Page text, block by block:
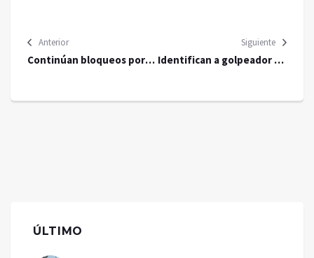
Anterior
Continúan bloqueos por
Acapulco
Siguiente
Identifican a golpeador de
ÚLTIMO